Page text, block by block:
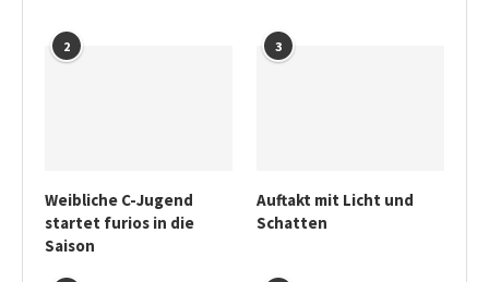
2
Weibliche C-Jugend
startet furios in die
Saison
3
Auftakt mit Licht und
Schatten